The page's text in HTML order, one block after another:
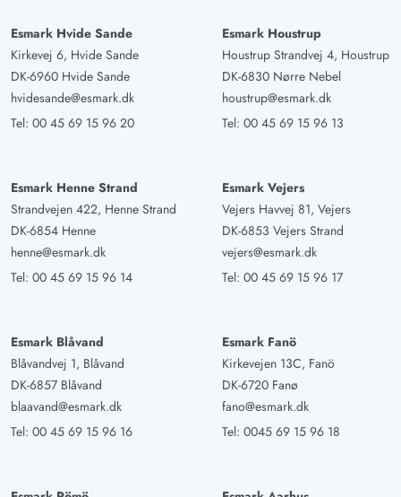
Esmark Hvide Sande
Kirkevej 6, Hvide Sande
DK-6960 Hvide Sande
hvidesande@esmark.dk
Tel: 00 45 69 15 96 20
Esmark Houstrup
Houstrup Strandvej 4, Houstrup
DK-6830 Nørre Nebel
houstrup@esmark.dk
Tel: 00 45 69 15 96 13
Esmark Henne Strand
Strandvejen 422, Henne Strand
DK-6854 Henne
henne@esmark.dk
Tel: 00 45 69 15 96 14
Esmark Vejers
Vejers Havvej 81, Vejers
DK-6853 Vejers Strand
vejers@esmark.dk
Tel: 00 45 69 15 96 17
Esmark Blåvand
Blåvandvej 1, Blåvand
DK-6857 Blåvand
blaavand@esmark.dk
Tel: 00 45 69 15 96 16
Esmark Fanö
Kirkevejen 13C, Fanö
DK-6720 Fanø
fano@esmark.dk
Tel: 0045 69 15 96 18